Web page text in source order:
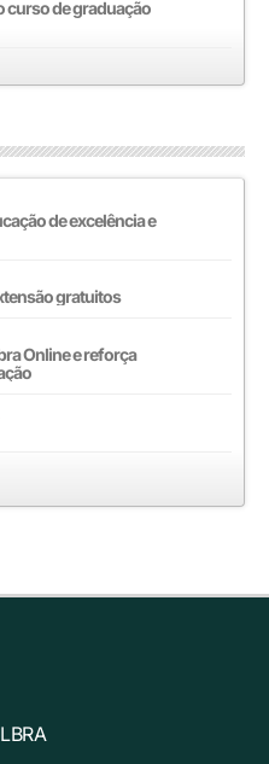
curso de graduação
de excelência e
gratuitos
Online e reforça